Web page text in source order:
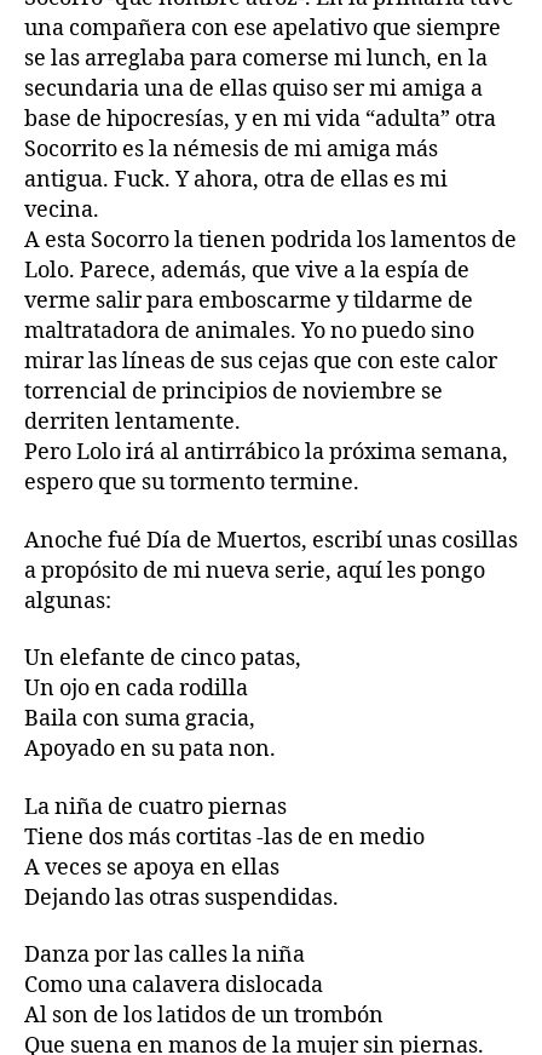
una compañera con ese apelativo que siempre
se las arreglaba para comerse milunch, en la
secundaria una de ellas quiso ser mi amiga a
base de hipocresías, y en mi vida “adulta” otra
Socorrito es la némesis de mi amiga más
antigua. Fuck. Y ahora, otra de ellas es mi
vecina.
A esta Socorro la tienen podrida los lamentos de
Lolo. Parece, además, que vive a la espía de
verme salir para emboscarme y tildarme de
maltratadora de animales. Yo no puedo sino
mirar las líneas de sus cejas que con este calor
torrencial de principios de noviembre se
derriten lentamente.
Pero Lolo irá al antirrábico la próxima semana,
espero que su tormento termine.
Anoche fué Día de Muertos, escribí unas cosillas
a propósito de mi nueva serie, aquí les pongo
algunas:
Un elefante de cinco patas,
Un ojo en cada rodilla
Baila con suma gracia,
Apoyado en su pata non.
La niña de cuatro piernas
Tiene dos más cortitas -las de en medio
A veces se apoya en ellas
Dejando las otras suspendidas.
Danza por las calles la niña
Como una calavera dislocada
Al son de los latidos de un trombón
Que suena en manos de la mujer sin piernas.